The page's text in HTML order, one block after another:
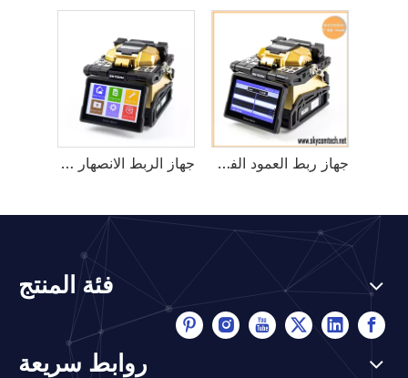
جهاز الربط الانصهار T3S جهاز ربط العمود الفقري من سكايكوم T-3S MAX
فئة المنتج
روابط سريعة